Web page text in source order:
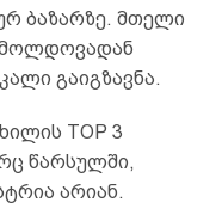
ბაზარზე. მთელი
მოლდოვადან
გაიგზავნა.
TOP 3
წარსულში,
არიან.